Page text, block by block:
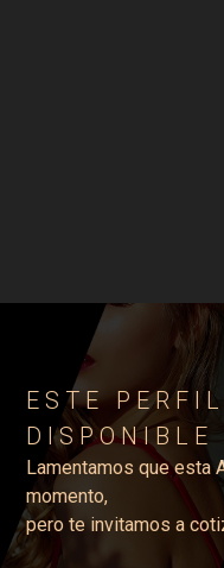
ESTE
DISPONIBLE
Lamentamos que esta
momento,
pero te invitamos a